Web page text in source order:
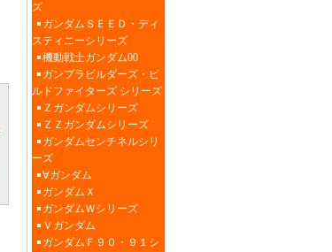
ズ
ガンダムＳＥＥＤ・ディ
スティニーシリーズ
機動戦士ガンダム00
ガンプラビルダーズ・ビ
ルドファイターズ シリーズ
Ｚガンダムシリーズ
ＺＺガンダムシリーズ
ガンダムセンチネルシリ
ーズ
∀ガンダム
ガンダムＸ
ガンダムＷシリーズ
Ｖガンダム
ガンダムＦ９０・９１シ